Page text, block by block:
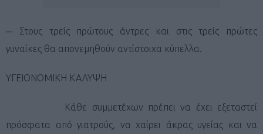
─ Στους τρείς πρώτους άντρες και στις τρείς πρώτες
γυναίκες θα απονεμηθούν αντίστοιχα κύπελλα.
ΥΓΕΙΟΝΟΜΙΚΗ ΚΑΛΥΨΗ
Κάθε συμμετέχων πρέπει να έχει εξεταστεί
πρόσφατα από γιατρούς, να χαίρει άκρας υγείας και να